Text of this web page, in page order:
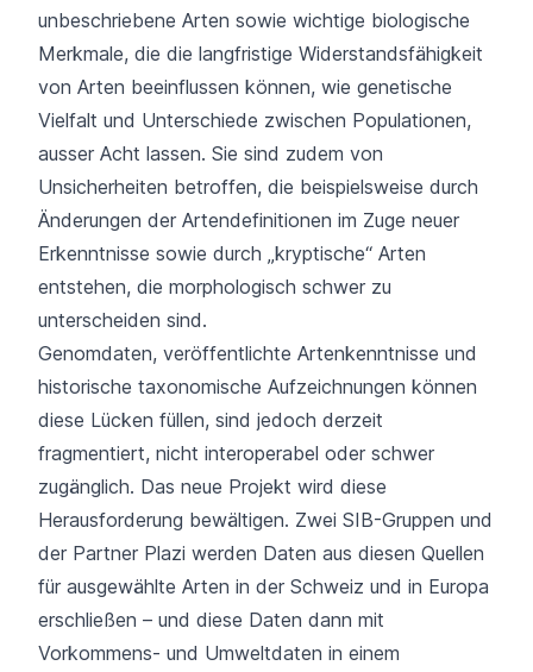
unbeschriebene Arten sowie wichtige biologische
Merkmale, die die langfristige Widerstandsfähigkeit
von Arten beeinflussen können, wie genetische
Vielfalt und Unterschiede zwischen Populationen,
ausser Acht lassen. Sie sind zudem von
Unsicherheiten betroffen, die beispielsweise durch
Änderungen der Artendefinitionen im Zuge neuer
Erkenntnisse sowie durch „kryptische“ Arten
entstehen, die morphologisch schwer zu
unterscheiden sind.
Genomdaten, veröffentlichte Artenkenntnisse und
historische taxonomische Aufzeichnungen können
diese Lücken füllen, sind jedoch derzeit
fragmentiert, nicht interoperabel oder schwer
zugänglich. Das neue Projekt wird diese
Herausforderung bewältigen. Zwei SIB-Gruppen und
der Partner Plazi werden Daten aus diesen Quellen
für ausgewählte Arten in der Schweiz und in Europa
erschließen – und diese Daten dann mit
Vorkommens- und Umweltdaten in einem